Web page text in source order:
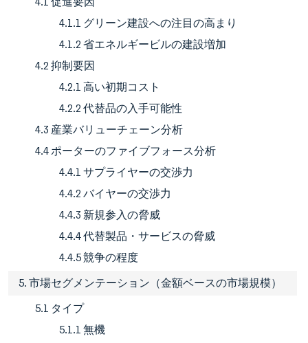
4.1.1 グリーン建設への注目の高まり
4.1.2 省エネルギービルの建設増加
4.2 抑制要因
4.2.1 高い初期コスト
4.2.2 代替品の入手可能性
4.3 産業バリューチェーン分析
4.4 ポーターのファイブフォース分析
4.4.1 サプライヤーの交渉力
4.4.2 バイヤーの交渉力
4.4.3 新規参入の脅威
4.4.4 代替製品・サービスの脅威
4.4.5 競争の程度
5. 市場セグメンテーション（金額ベースの市場規模）
5.1 タイプ
5.1.1 無機